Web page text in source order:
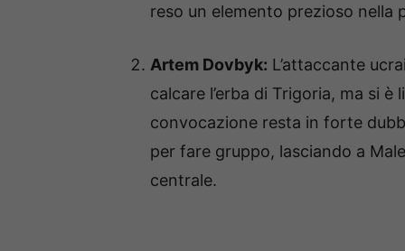
reso un elemento prezioso nella
Artem Dovbyk: L’attaccante
calcare l’erba di Trigoria, ma si è
convocazione resta in forte
per fare gruppo, lasciando a
centrale.